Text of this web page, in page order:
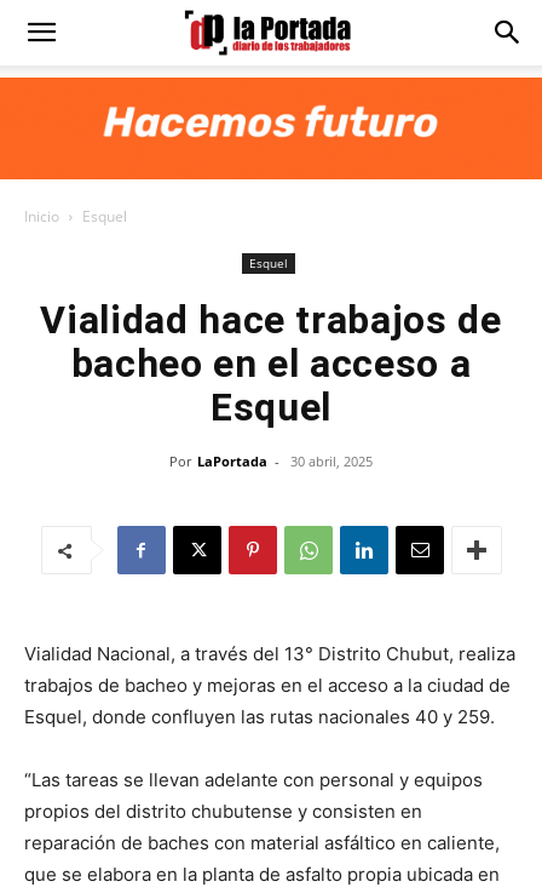
Diario
Inicio Esquel
Esquel
Vialidad hace trabajos de
bacheo en el acceso a
Esquel
Por LaPortada - 30 abril, 2025
Vialidad Nacional, a través del 13° Distrito Chubut, realiza
trabajos de bacheo y mejoras en el acceso a la ciudad de
Esquel, donde confluyen las rutas nacionales 40 y 259.
“Las tareas se llevan adelante con personal y equipos
propios del distrito chubutense y consisten en
reparación de baches con material asfáltico en caliente,
que se elabora en la planta de asfalto propia ubicada en